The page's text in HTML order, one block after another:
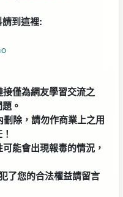
到這裡:
僅為網友學習交流之
。
除，請勿作商業上之用
能會出現報毒的情況，
了您的合法權益請留言